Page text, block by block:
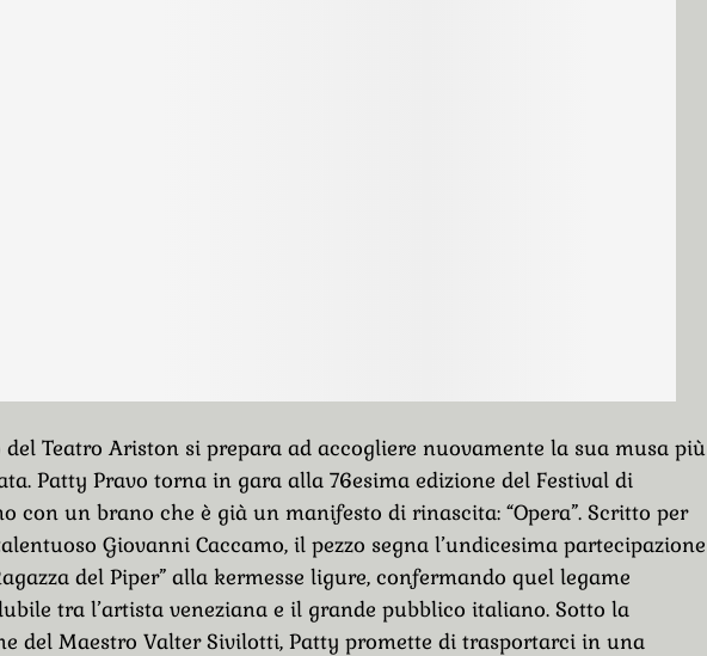
Teatro Ariston si prepara ad accogliere nuovamente la sua musa più
Patty Pravo torna in gara alla 76esima edizione del Festival di
con un brano che è già un manifesto di rinascita: “Opera”. Scritto per
Giovanni Caccamo, il pezzo segna l’undicesima partecipazione
del Piper” alla kermesse ligure, confermando quel legame
tra l’artista veneziana e il grande pubblico italiano. Sotto la
del Maestro Valter Sivilotti, Patty promette di trasportarci in una